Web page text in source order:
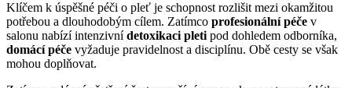
Klíčem k úspěšné péči o pleť je schopnost rozlišit mezi okamžitou
potřebou a dlouhodobým cílem. Zatímco profesionální péče v
salonu nabízí intenzivnídetoxikaci pleti pod dohledem odborníka,
domácí péče vyžaduje pravidelnost a disciplínu. Obě cesty se však
mohou doplňovat.